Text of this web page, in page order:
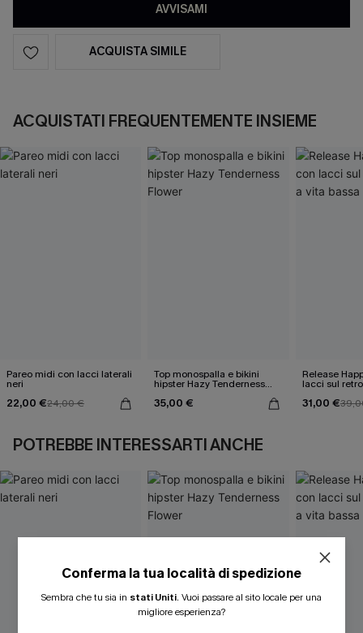
AVVISAMI
ACQUISTA SIMILE
ACQUISTATI FREQUENTEMENTE INSIEME
Pareo midi con lacci laterali
neri
22,00 €24,00 €
Top monospalla e bikini
hipster Hazy Tenderness
Flower
35,00 €
Release
lacci sul
31,00 €
POTREBBE INTERESSARTI ANCHE
Conferma la tua località di spedizione
Sembra che tu sia in stati Uniti. Vuoi passare al sito locale per una
migliore esperienza?